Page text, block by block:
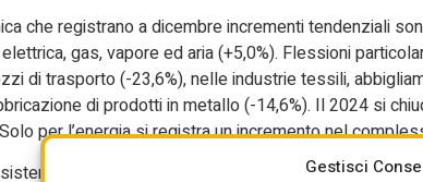
Gestisci
che registrano a dicembre incrementi tendenziali
gas, vapore ed aria (+5,0%). Flessioni
di trasporto (-23,6%), nelle industrie tessili,
di prodotti in metallo (-14,6%). Il 2024 si
per l’energia si registra un incremento nel
industriale sta morendo nella totale inerzia